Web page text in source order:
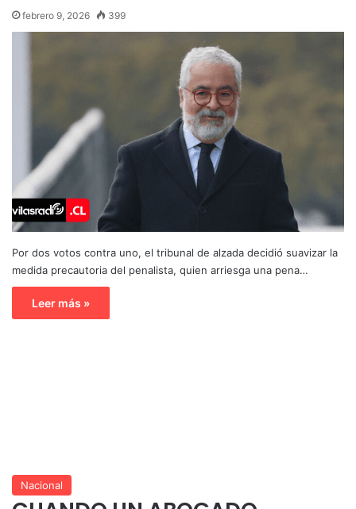
febrero 9, 2026 399
Por dos votos contra uno, el tribunal de alzada decidió suavizar la
medida precautoria del penalista, quien arriesga una pena…
Leer más »
Nacional